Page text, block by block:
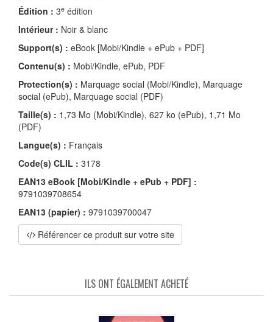
Édition : 3e édition
Intérieur : Noir & blanc
Support(s) : eBook [Mobi/Kindle + ePub + PDF]
Contenu(s) : Mobi/Kindle, ePub, PDF
Protection(s) : Marquage social (Mobi/Kindle), Marquage
social (ePub), Marquage social (PDF)
Taille(s) : 1,73 Mo (Mobi/Kindle), 627 ko (ePub), 1,71 Mo
(PDF)
Langue(s) : Français
Code(s) CLIL : 3178
EAN13 eBook [Mobi/Kindle + ePub + PDF] :
9791039708654
EAN13 (papier) : 9791039700047
Référencer ce produit sur votre site
ILS ONT ÉGALEMENT ACHETÉ